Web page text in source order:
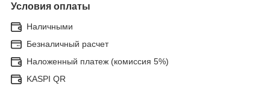
Условия оплаты
Наличными
Безналичный расчет
Наложенный платеж (комиссия 5%)
KASPI QR